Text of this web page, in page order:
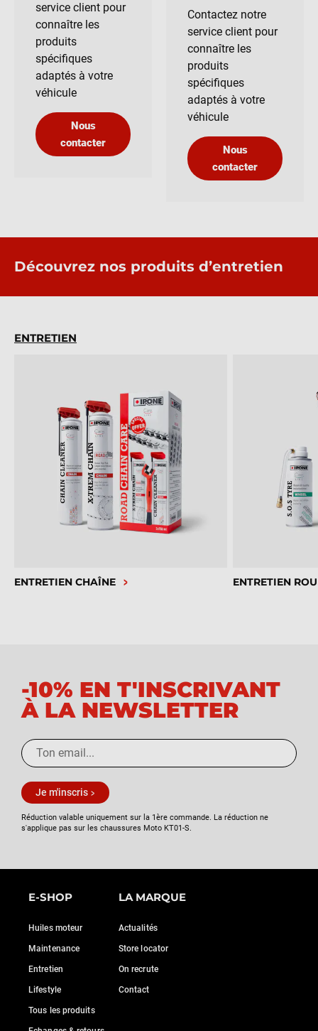
service client pour
connaître les
produits
spécifiques
adaptés à votre
véhicule
Nous
contacter
Contactez notre
service client pour
connaître les
produits
spécifiques
adaptés à votre
véhicule
Nous
contacter
Découvrez nos produits d’entretien
ENTRETIEN
ENTRETIEN CHAÎNE ENTRETIEN
-10% EN T'INSCRIVANT
À LA NEWSLETTER
Je m'inscris
Réduction valable uniquement sur la 1ère commande. La réduction ne
s'applique pas sur les chaussures Moto KT01-S.
E-SHOP
Huiles moteur
Maintenance
Entretien
Lifestyle
Tous les produits
LA MARQUE
Actualités
Store locator
On recrute
Contact